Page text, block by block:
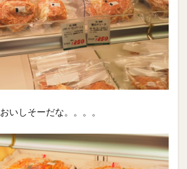
おいしそーだな。。。。